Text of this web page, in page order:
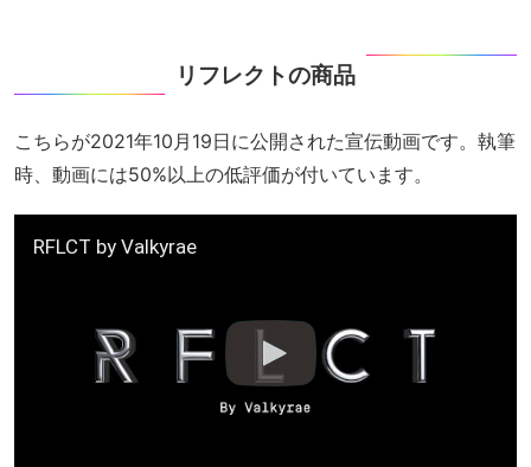
リフレクトの商品
こちらが2021年10月19日に公開された宣伝動画です。執筆
時、動画には50%以上の低評価が付いています。
RFLCT by Valkyrae